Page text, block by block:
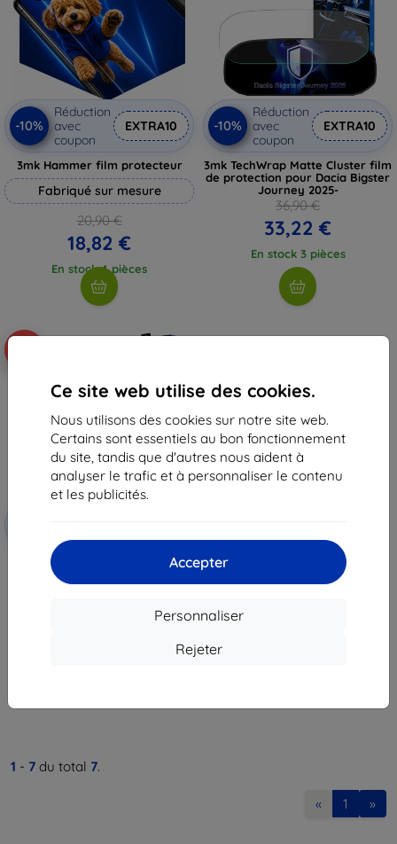
Ce site web utilise des cookies.
Nous utilisons des cookies sur notre site web.
Certains sont essentiels au bon fonctionnement
du site, tandis que d'autres nous aident à
analyser le trafic et à personnaliser le contenu
et les publicités.
Accepter
Personnaliser
Rejeter
-10%
Réduction
avec
coupon
EXTRA10
3mk Hammer film protecteur
Fabriqué sur mesure
20,90 €
18,82 €
En stock 4 pièces
-10%
Réduction
avec
coupon
EXTRA10
3mk TechWrap Matte Cluster film
de protection pour Dacia Bigster
Journey 2025-
36,90 €
33,22 €
En stock 3 pièces
coupon
3mk TechWrap Matte Film de
protection mat pour écran
central Dacia Bigster Journey
1 - 7 du total 7.
« 1 »